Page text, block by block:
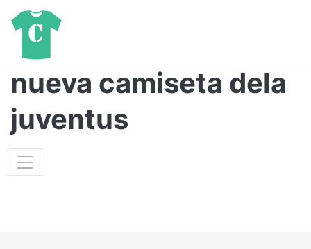
nueva camiseta dela
juventus